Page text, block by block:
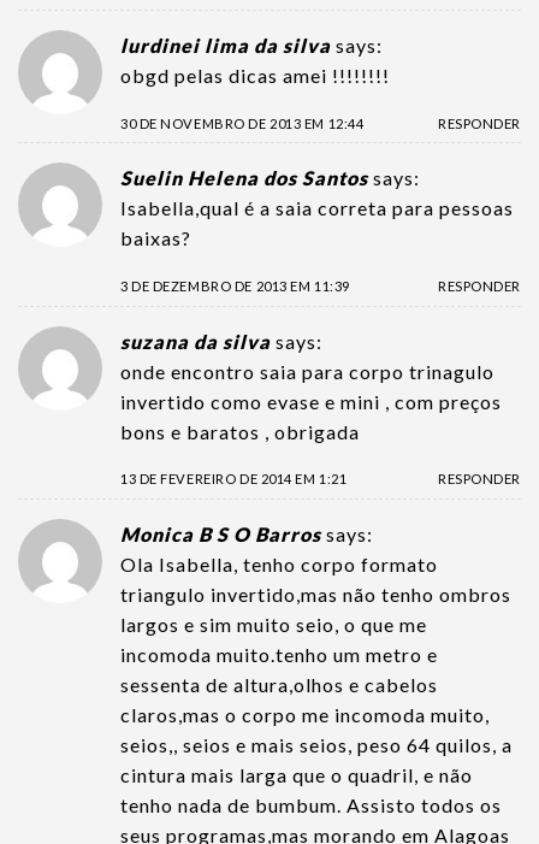
lurdinei lima da silva says:
obgd pelas dicas amei !!!!!!!!
30 DE NOVEMBRO DE 2013 EM 12:44 RESPONDER
Suelin Helena dos Santos says:
Isabella,qual é a saia correta para pessoas
baixas?
3 DE DEZEMBRO DE 2013 EM 11:39 RESPONDER
suzana da silva says:
onde encontro saia para corpo trinagulo
invertido como evase e mini , com preços
bons e baratos , obrigada
13 DE FEVEREIRO DE 2014 EM 1:21 RESPONDER
Monica B S O Barros says:
Ola Isabella, tenho corpo formato
triangulo invertido,mas não tenho ombros
largos e sim muito seio, o que me
incomoda muito.tenho um metro e
sessenta de altura,olhos e cabelos
claros,mas o corpo me incomoda muito,
seios,, seios e mais seios, peso 64 quilos, a
cintura mais larga que o quadril, e não
tenho nada de bumbum. Assisto todos os
seus programas,mas morando em Alagoas